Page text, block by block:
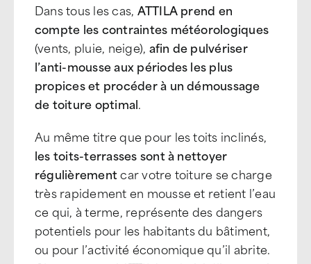
Dans tous les cas, ATTILA prend en
compte les contraintes météorologiques
(vents, pluie, neige), afin de pulvériser
l’anti-mousse aux périodes les plus
propices et procéder à un démoussage
de toiture optimal.
Au même titre que pour les toits inclinés,
les toits-terrasses sont à nettoyer
régulièrementcar votre toiture se charge
très rapidement en mousse et retient l’eau
ce qui, à terme, représente des dangers
potentiels pour les habitants du bâtiment,
ou pour l’activité économique qu’il abrite.